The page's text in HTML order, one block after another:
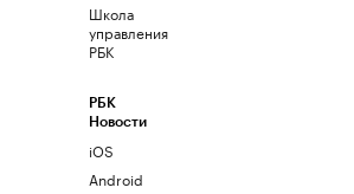
Школа
управления
РБК
РБК
Новости
iOS
Android